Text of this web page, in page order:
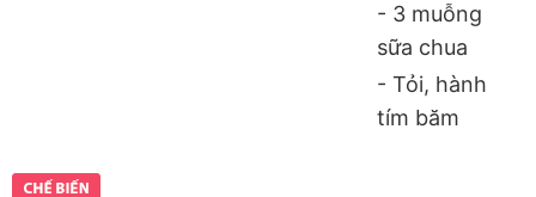
- 3 muỗng
sữa chua
- Tỏi, hành
tím băm